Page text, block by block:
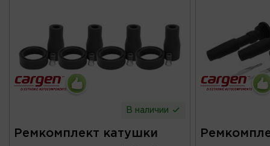
В наличии
Ремкомплект катушки